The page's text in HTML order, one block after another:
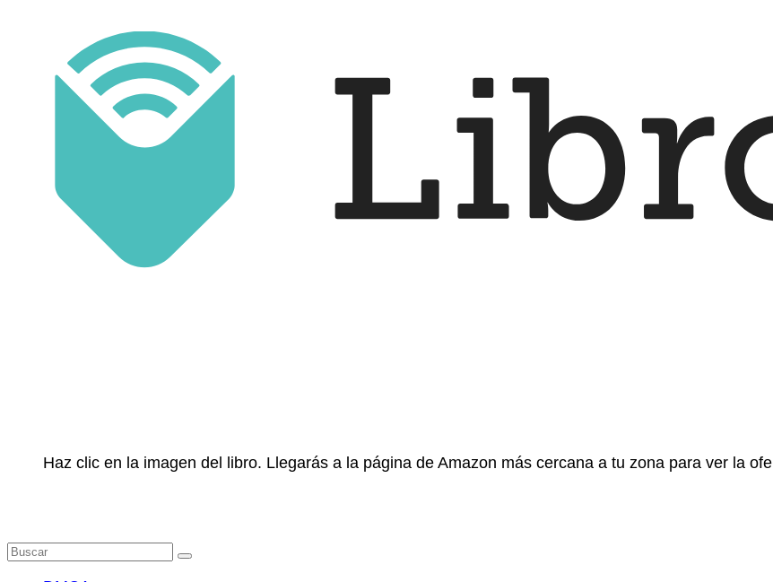
Haz clic en la imagen del libro. Llegarás a la página de Amazon más cercana a tu zona para ver la
Buscar
por: